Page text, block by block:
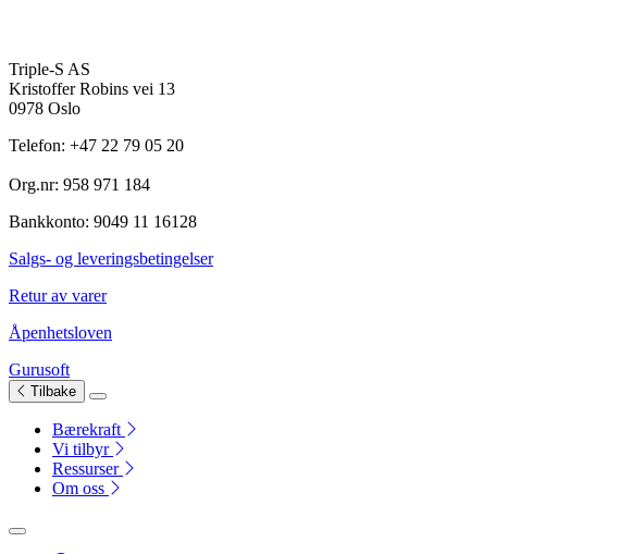
Triple-S AS
Kristoffer Robins vei 13
0978 Oslo
Telefon: +47 22 79 05 20
Org.nr: 958 971 184
Bankkonto: 9049 11 16128
Salgs- og leveringsbetingelser
Retur av varer
Åpenhetsloven
Gurusoft
Tilbake
Bærekraft
Vi tilbyr
Ressurser
Om oss